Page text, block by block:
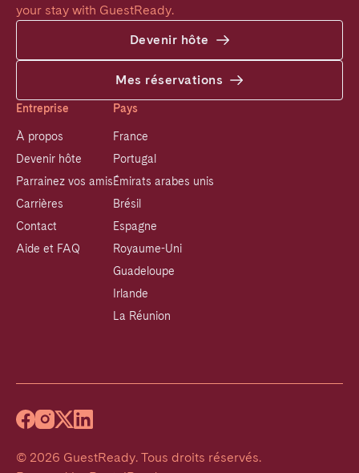
your stay with GuestReady.
Devenir hôte
Mes réservations
Entreprise
À propos
Devenir hôte
Parrainez vos amis
Carrières
Contact
Aide et FAQ
Pays
France
Portugal
Émirats arabes unis
Brésil
Espagne
Royaume-Uni
Guadeloupe
Irlande
La Réunion
© 2026 GuestReady. Tous droits réservés.